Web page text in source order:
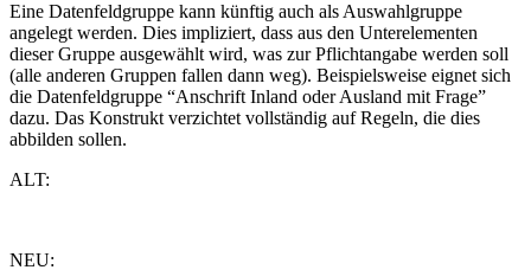
Eine Datenfeldgruppe kann künftig auch als Auswahlgruppe
angelegt werden. Dies impliziert, dass aus den Unterelementen
dieser Gruppe ausgewählt wird, was zur Pflichtangabe werden soll
(alle anderen Gruppen fallen dann weg). Beispielsweise eignet sich
die Datenfeldgruppe “Anschrift Inland oder Ausland mit Frage”
dazu. Das Konstrukt verzichtet vollständig auf Regeln, die dies
abbilden sollen.
ALT:
NEU: